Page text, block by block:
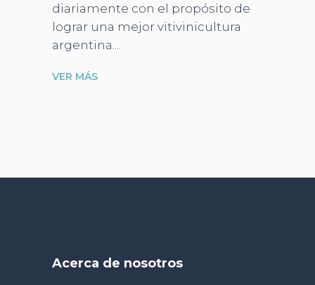
diariamente con el propósito de
lograr una mejor vitivinicultura
argentina.
VER MÁS
Acerca de nosotros